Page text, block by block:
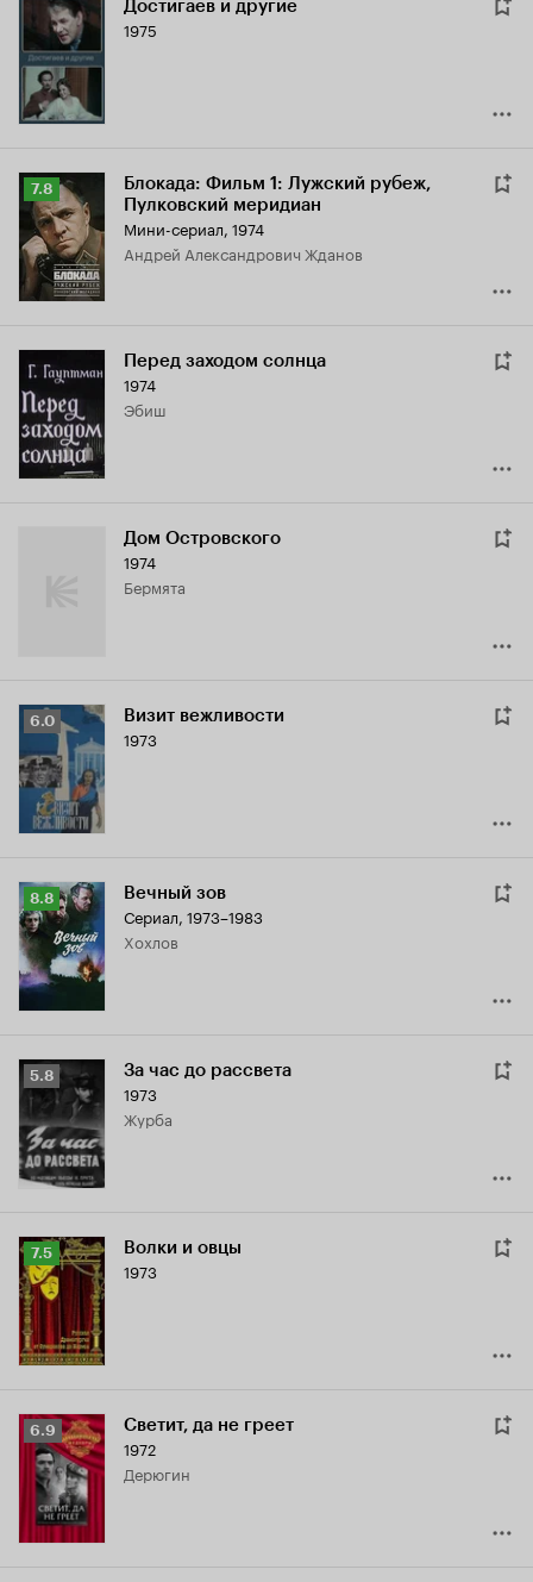
Достигаев и другие
1975
Рейтинг
Кинопоиска
7.8
7.8
Блокада: Фильм 1: Лужский рубеж,
Пулковский меридиан
Мини-сериал, 1974
Андрей Александрович Жданов
Перед заходом солнца
1974
Эбиш
Дом Островского
1974
Бермята
Рейтинг
Кинопоиска
6.0
6.0 Визит вежливости
1973
Рейтинг
Кинопоиска
8.8
8.8 Вечный зов
Сериал, 1973–1983
Хохлов
Рейтинг
Кинопоиска
5.8
5.8 За час до рассвета
1973
Журба
Рейтинг
Кинопоиска
7.5
7.5 Волки и овцы
1973
Рейтинг
Кинопоиска
6.9
6.9 Светит, да не греет
1972
Дерюгин